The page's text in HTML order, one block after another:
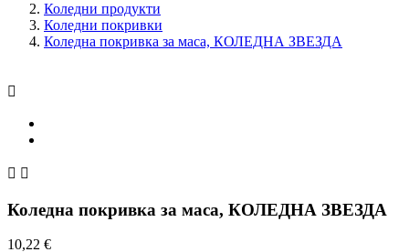
Коледни продукти
Коледни покривки
Коледна покривка за маса, КОЛЕДНА ЗВЕЗДА

 
Коледна покривка за маса, КОЛЕДНА ЗВЕЗДА
10,22 €